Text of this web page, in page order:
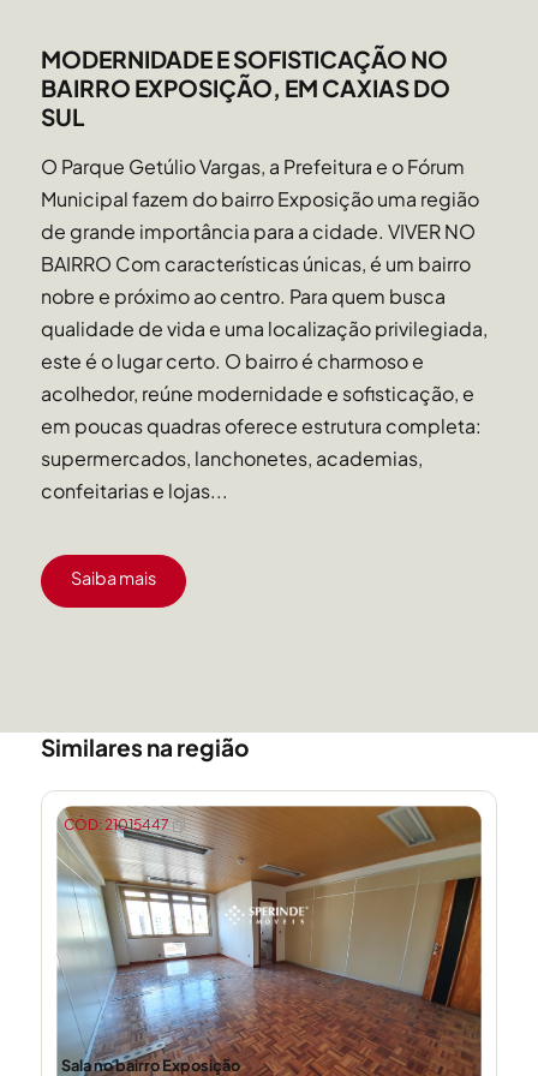
MODERNIDADE E SOFISTICAÇÃO NO
BAIRRO EXPOSIÇÃO, EM CAXIAS DO
SUL
O Parque Getúlio Vargas, a Prefeitura e o Fórum
Municipal fazem do bairro Exposição uma região
de grande importância para a cidade. VIVER NO
BAIRRO Com características únicas, é um bairro
nobre e próximo ao centro. Para quem busca
qualidade de vida e uma localização privilegiada,
este é o lugar certo. O bairro é charmoso e
acolhedor, reúne modernidade e sofisticação, e
em poucas quadras oferece estrutura completa:
supermercados, lanchonetes, academias,
confeitarias e lojas...
Saiba mais
Similares na região
Sala no bairro Exposição
CÓD: 21015447